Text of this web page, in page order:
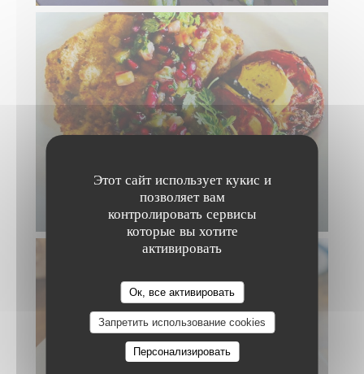
Этот сайт использует кукис и
позволяет вам
контролировать сервисы
которые вы хотите
активировать
Ок, все активировать
Запретить использование cookies
Персонализировать